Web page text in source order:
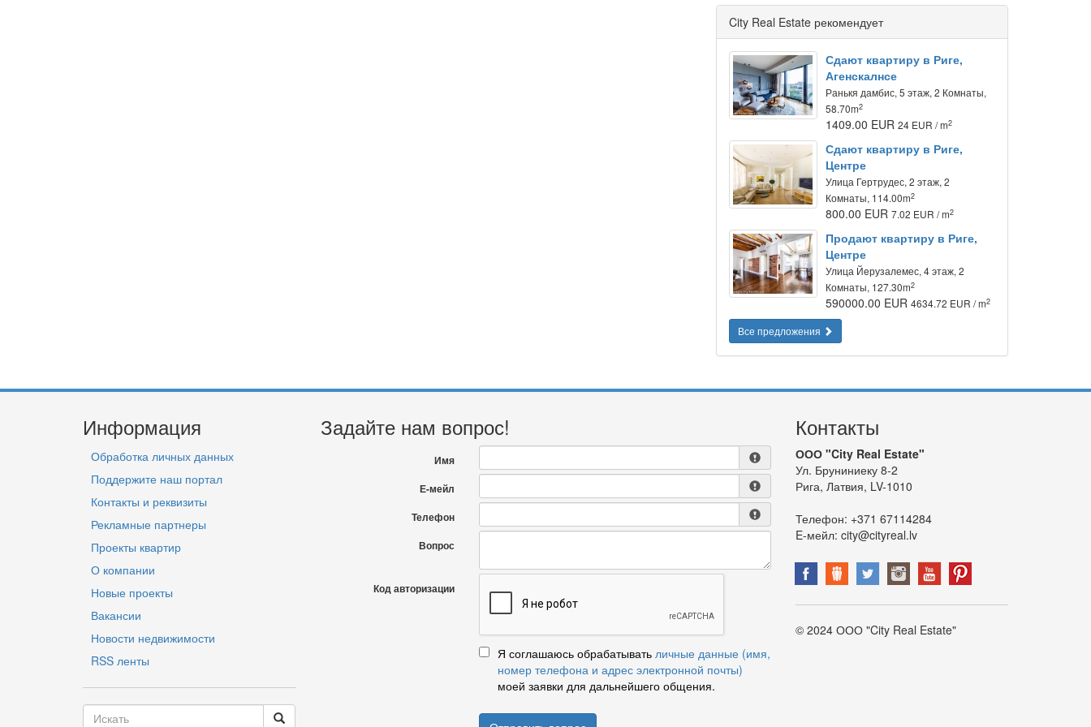
City Real Estate рекомендует
Сдают квартиру в Риге,
Агенскалнсе
Ранькя дамбис, 5 этаж, 2 Комнаты,
58.70m2
1409.00 EUR24 EUR / m2
Сдают квартиру в Риге,
Центре
Улица Гертрудес, 2 этаж, 2
Комнаты, 114.00m2
800.00 EUR7.02 EUR / m2
Продают квартиру в Риге,
Центре
Улица Йeрузалемес, 4 этаж, 2
Комнаты, 127.30m2
590000.00 EUR4634.72 EUR / m2
Все предложения
Информация
Обработка личных данных
Поддержите наш портал
Контакты и реквизиты
Рекламные партнеры
Проекты квартир
О компании
Новые проекты
Вакансии
Новости недвижимости
RSS ленты
Задайте нам вопрос!
Имя
Е-мейл
Телефон
Вопрос
Код авторизации
Я соглашаюсь обрабатывать личные данные (имя,
номер телефона и адрес электронной почты)
моей заявки для дальнейшего общения.
Контакты
ООО "City Real Estate"
Ул. Бруниниеку 8-2
Рига, Латвия, LV-1010
Телефон: +371 67114284
E-мейл: city@cityreal.lv
© 2024 ООО "City Real Estate"